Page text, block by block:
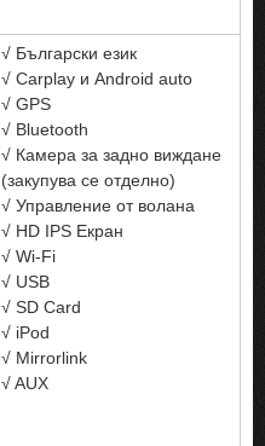
√ Български език
√ Carplay и Android auto
√ GPS
√ Bluetooth
√ Камера за задно виждане
(закупува се отделно)
√ Управление от волана
√ HD IPS Екран
√ Wi-Fi
√ USB
√ SD Card
√ iPod
√ Mirrorlink
√ AUX